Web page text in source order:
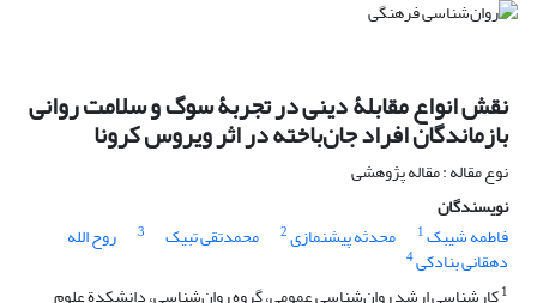
نقش انواع مقابلۀ دینی در تجربۀ سوگ و سلامت روانی
بازماندگان افراد جان‌باخته در اثر ویروس کرونا
نوع مقاله : مقاله پژوهشی
نویسندگان
فاطمه شیبک1 محدثه پیشنمازی2 محمدتقی تبیک 3 روح الله
دهقانی بنادکی4
1